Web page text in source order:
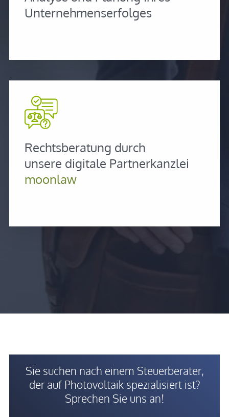
Unternehmenserfolges
Rechtsberatung durch
unsere digitale Partnerkanzlei
moonlaw
Sie suchen nach einem Steuerberater,
der auf Photovoltaik spezialisiert ist?
Sprechen Sie uns an!